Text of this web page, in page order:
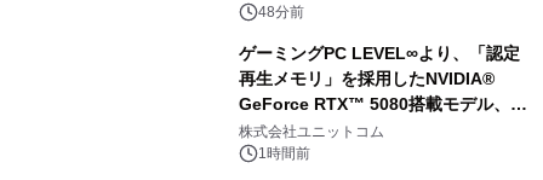
（2026年～2036年）
48分前
ゲーミングPC LEVEL∞より、「認定
再生メモリ」を採用したNVIDIA®
GeForce RTX™ 5080搭載モデル、
NVIDIA® GeForce RTX™ 5070 Ti搭
載モデルを販売開始
株式会社ユニットコム
1時間前